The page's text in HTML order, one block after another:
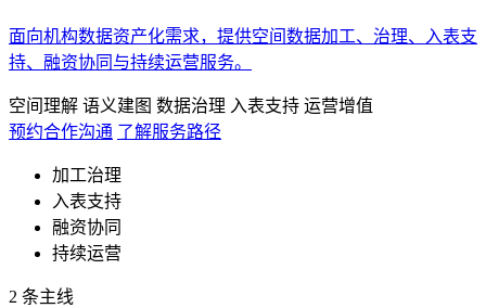
面向机构数据资产化需求，提供空间数据加工、治理、入表支
持、融资协同与持续运营服务。
空间理解 语义建图 数据治理 入表支持 运营增值
预约合作沟通 了解服务路径
加工治理
入表支持
融资协同
持续运营
2 条主线